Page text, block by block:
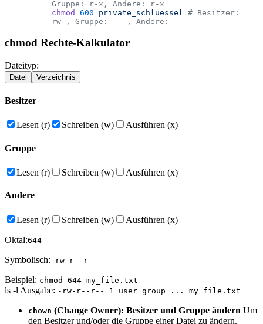
Gruppe: r-x, Andere: r-x
chmod
600 private_schluessel
# Besitzer:
rw-, Gruppe: ---, Andere: ---
chmod Rechte-Kalkulator
Dateityp:
Datei Verzeichnis
Besitzer
Lesen (r) Schreiben (w) Ausführen (x)
Gruppe
Lesen (r) Schreiben (w) Ausführen (x)
Andere
Lesen (r) Schreiben (w)
Ausführen (x)
Oktal:644
Symbolisch: -rw-r--r--
Beispiel: chmod 644 my_file.txt
ls -l Ausgabe: -rw-r--r-- 1 user group ... my_file.txt
chown (Change Owner): Besitzer und Gruppe ändern Um
den Besitzer und/oder die Gruppe einer Datei zu ändern.